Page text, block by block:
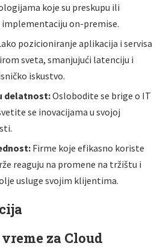
koje su preskupu ili
on-premise.
pozicioniranje aplikacija i servisa
sveta, smanjujući latenciju i
iskustvo.
delatnost:Oslobodite se brige o IT
se inovacijama u svojoj
Firme koje efikasno koriste
reaguju na promene na tržištu i
usluge svojim klijentima.
za Cloud